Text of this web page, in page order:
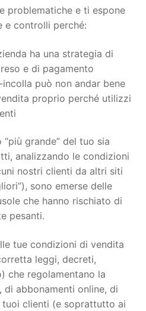
problematiche e ti espone
e controlli perché:
ha una strategia di
e di pagamento
può non andar bene
proprio perché utilizzi
grande” del tuo sia
analizzando le condizioni
nostri clienti da altri siti
sono emerse delle
che hanno rischiato di
pesanti.
tue condizioni di vendita
leggi, decreti,
che regolamentano la
abbonamenti online, di
clienti (e soprattutto ai